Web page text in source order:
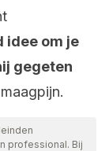
idee om je
gegeten
professional. Bij